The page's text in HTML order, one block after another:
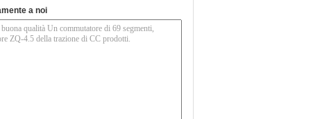
a noi